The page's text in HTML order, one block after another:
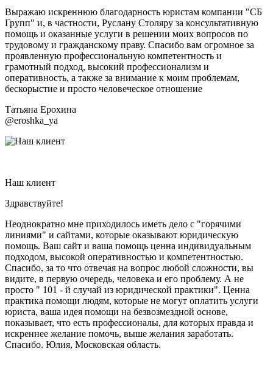
Выражаю искреннюю благодарность юристам компании "СБ
Групп" и, в частности, Руслану Столяру за консультативную
помощь и оказанные услуги в решении моих вопросов по
трудовому и гражданскому праву. Спасибо вам огромное за
проявленную профессиональную компетентность и
грамотный подход, высокий профессионализм и
оперативность, а также за внимание к моим проблемам,
бескорыстие и просто человеческое отношение
Татьяна Ерохина
@eroshka_ya
Наш клиент
Здравствуйте!
Неоднократно мне приходилось иметь дело с "горячими
линиями" и сайтами, которые оказывают юридическую
помощь. Ваш сайт и ваша помощь ценна индивидуальным
подходом, высокой оперативностью и компетентностью.
Спасибо, за то что отвечая на вопрос любой сложности, вы
видите, в первую очередь, человека и его проблему. А не
просто " 101 - й случай из юридической практики". Ценна
практика помощи людям, которые не могут оплатить услуги
юриста, ваша идея помощи на безвозмездной основе,
показывает, что есть профессионалы, для которых правда и
искреннее желание помочь, выше желания заработать.
Спасибо. Юлия, Московская область.